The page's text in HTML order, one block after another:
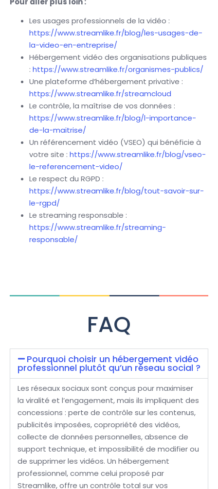
Les usages professionnels de la vidéo :
https://www.streamlike.fr/blog/les-usages-de-
la-video-en-entreprise/
Hébergement vidéo des organisations publiques
: https://www.streamlike.fr/organismes-publics/
Une plateforme d’hébergement privative :
https://www.streamlike.fr/streamcloud
Le contrôle, la maîtrise de vos données :
https://www.streamlike.fr/blog/l-importance-
de-la-maitrise/
Un référencement vidéo (VSEO) qui bénéficie à
votre site : https://www.streamlike.fr/blog/vseo-
le-referencement-video/
Le respect du RGPD :
https://www.streamlike.fr/blog/tout-savoir-sur-
le-rgpd/
Le streaming responsable :
https://www.streamlike.fr/streaming-
responsable/
FAQ
Pourquoi choisir un hébergement vidéo
professionnel plutôt qu’un réseau social ?
Les réseaux sociaux sont conçus pour maximiser
la viralité et l’engagement, mais ils impliquent des
concessions : perte de contrôle sur les contenus,
publicités imposées, copropriété des vidéos,
collecte de données personnelles, absence de
support technique, et impossibilité de modifier ou
de supprimer les vidéos. Un hébergement
professionnel, comme celui proposé par
Streamlike, offre un contrôle total sur vos